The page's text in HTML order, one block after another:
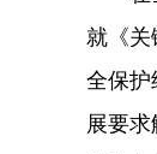
就《关
全保护
展要